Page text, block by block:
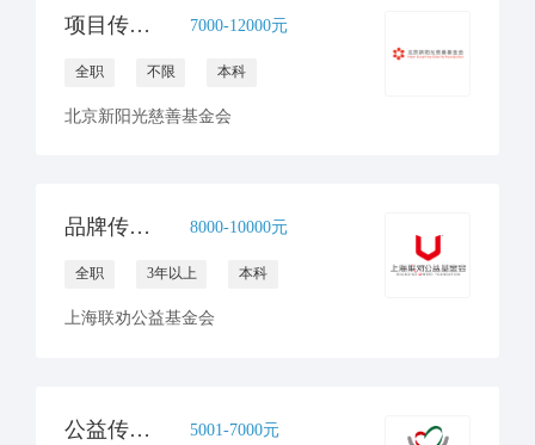
项目传播官员（病房学校） 7000-12000元
全职 不限 本科
北京新阳光慈善基金会
品牌传播与合规文化高级专员 8000-10000元
全职 3年以上 本科
上海联劝公益基金会
公益传播岗--儿童发展项目部 5001-7000元